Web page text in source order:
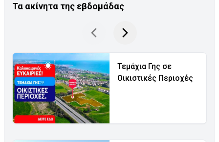
Τα ακίνητα της εβδομάδας
Τεμάχια Γης σε
Οικιστικές Περιοχές